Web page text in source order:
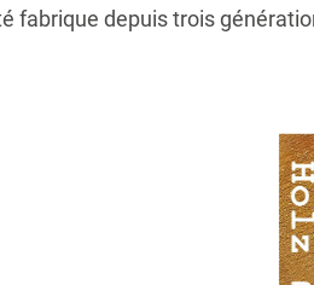
fabrique depuis trois